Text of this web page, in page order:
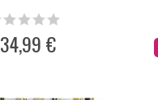
34,99 €